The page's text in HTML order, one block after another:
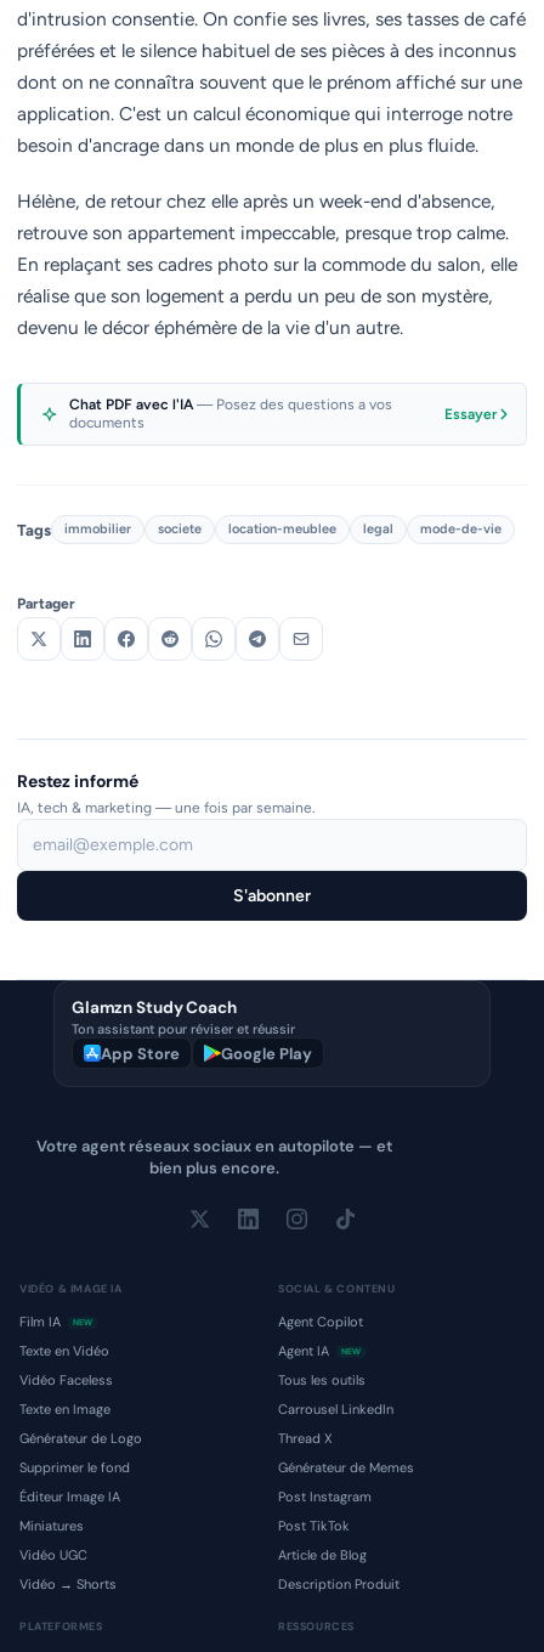
d'intrusion consentie. On confie ses livres, ses tasses de café
préférées et le silence habituel de ses pièces à des inconnus
dont on ne connaîtra souvent que le prénom affiché sur une
application. C'est un calcul économique qui interroge notre
besoin d'ancrage dans un monde de plus en plus fluide.
Hélène, de retour chez elle après un week-end d'absence,
retrouve son appartement impeccable, presque trop calme.
En replaçant ses cadres photo sur la commode du salon, elle
réalise que son logement a perdu un peu de son mystère,
devenu le décor éphémère de la vie d'un autre.
Chat PDF avec l'IA— Posez des questions a vos
documents
Essayer
Tags immobilier societe location-meublee legal mode-de-vie
Partager
Restez informé
IA, tech & marketing — une fois par semaine.
S'abonner
Glamzn Study Coach
Ton assistant pour réviser et réussir
App Store Google Play
Votre agent réseaux sociaux en autopilote — et
bien plus encore.
VIDÉO & IMAGE IA
Film IA NEW
Texte en Vidéo
Vidéo Faceless
Texte en Image
Générateur de Logo
Supprimer le fond
Éditeur Image IA
Miniatures
Vidéo UGC
Vidéo → Shorts
SOCIAL & CONTENU
Agent Copilot
Agent IA
NEW
Tous les outils
Carrousel LinkedIn
Thread X
Générateur de Memes
Post Instagram
Post TikTok
Article de Blog
Description Produit
PLATEFORMES RESSOURCES